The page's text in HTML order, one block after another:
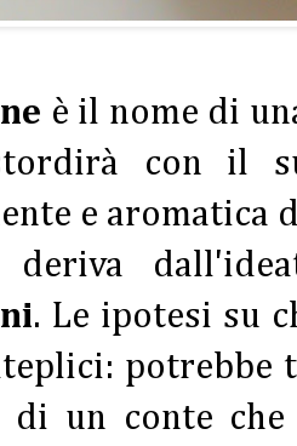
è il nome di
con il
e aromatica
. Le ipotesi su
potrebbe
di un conte